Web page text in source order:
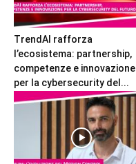
TrendAI rafforza
l’ecosistema: partnership,
competenze e innovazione
per la cybersecurity del...